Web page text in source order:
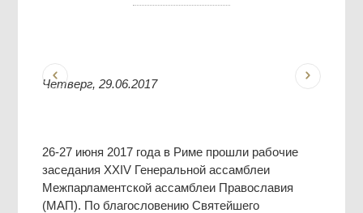
Четверг, 29.06.2017
26-27 июня 2017 года в Риме прошли рабочие
заседания XXIV Генеральной ассамблеи
Межпарламентской ассамблеи Православия
(МАП). По благословению Святейшего